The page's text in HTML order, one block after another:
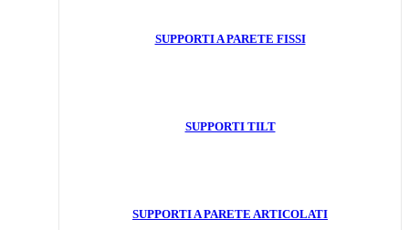
SUPPORTI A PARETE FISSI
SUPPORTI TILT
SUPPORTI A PARETE ARTICOLATI